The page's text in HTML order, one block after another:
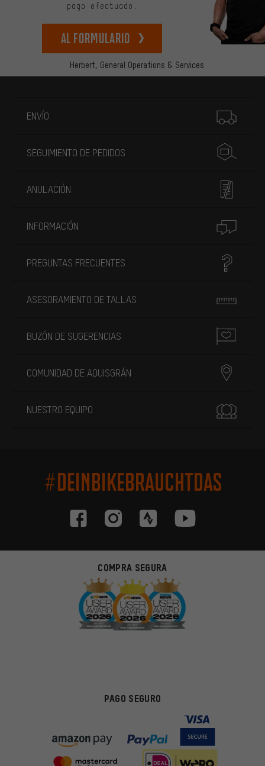
Herbert, General Operations & Services
pago efectuado.
Al formulario
ENVÍO
SEGUIMIENTO DE PEDIDOS
ANULACIÓN
INFORMACIÓN
PREGUNTAS FRECUENTES
ASESORAMIENTO DE TALLAS
BUZÓN DE SUGERENCIAS
COMUNIDAD DE AQUISGRÁN
NUESTRO EQUIPO
#DEINBIKEBRAUCHTDAS
COMPRA SEGURA
PAGO SEGURO